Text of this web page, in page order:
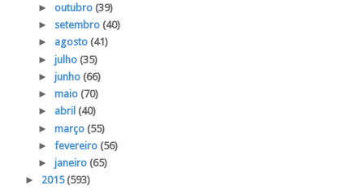
► outubro (39)
► setembro (40)
► agosto (41)
► julho (35)
► junho (66)
► maio (70)
► abril (40)
► março (55)
► fevereiro (56)
► janeiro (65)
► 2015(593)